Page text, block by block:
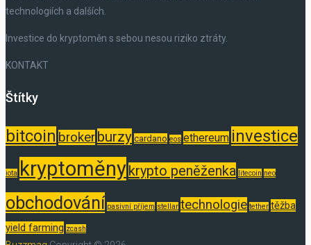
technologiích a dalších.
Investice do kryptoměn s sebou nesou riziko ztráty.
KONTAKT
Štítky
bitcoin brokerburzy cardano eos ethereum investice
iota kryptoměnykrypto peněženka litecoin neo
obchodování pasivní příjem stellar technologie tether těžba
yield farming zcash